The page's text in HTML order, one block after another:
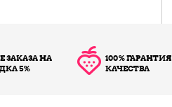
ЗАКАЗА НА
5%
100% ГАРАНТИЯ
КАЧЕСТВА